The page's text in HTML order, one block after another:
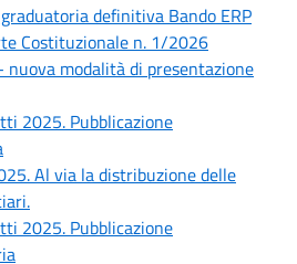
definitiva Bando ERP
Costituzionale n. 1/2026
modalità di presentazione
2025. Pubblicazione
Al via la distribuzione delle
2025. Pubblicazione